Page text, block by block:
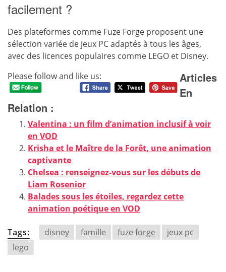
facilement ?
Des plateformes comme Fuze Forge proposent une
sélection variée de jeux PC adaptés à tous les âges,
avec des licences populaires comme LEGO et Disney.
Please follow and like us:
Articles
En
Relation :
Valentina : un film d’animation inclusif à voir
en VOD
Krisha et le Maître de la Forêt, une animation
captivante
Chelsea : renseignez-vous sur les débuts de
Liam Rosenior
Balades sous les étoiles, regardez cette
animation poétique en VOD
Tags: disney famille fuze forge
jeux pc
lego